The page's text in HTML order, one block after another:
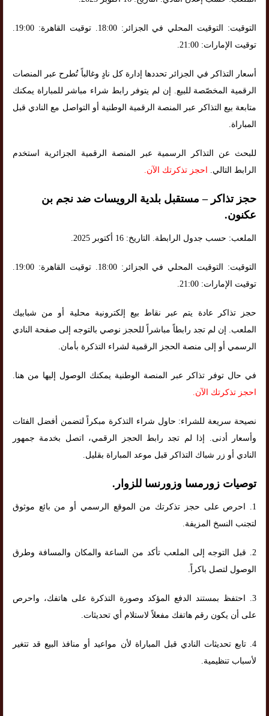
التوقيت: التوقيت المحلي في الجزائر: 18:00. توقيت القاهرة: 19:00.
توقيت الإمارات: 21:00.
أسعار التذاكر في الجزائر تحددها إدارة كل نادٍ وغالباً تُطرح عبر المنصات
الرقمية المخصّصة للبيع. إن لم يتوفر رابط شراء مباشر للمباراة يمكنك
متابعة بيع التذاكر عبر المنصة الرقمية الوطنية أو التواصل مع النادي قبل
المباراة.
للبحث عن التذاكر الرسمية عبر المنصة الرقمية الجزائرية استخدم
الرابط التالي.
احجز تذكرتك الآن.
حجز تذاكر – مستقبل بلدية الرويسات ضد نجم بن
عكنون.
الملعب: حسب جدول الرابطة. التاريخ: 16 أكتوبر 2025.
التوقيت: التوقيت المحلي في الجزائر: 18:00. توقيت القاهرة: 19:00.
توقيت الإمارات: 21:00.
حجز تذاكر عادة يتم عبر نقاط بيع إلكترونية محلية أو من شبابيك
الملعب. إن لم تجد رابطاً مباشراً للحجز نوصي بالتوجه إلى صفحة النادي
الرسمي أو إلى منصة الحجز الرقمية لشراء التذكرة بأمان.
في حال توفر تذاكر عبر المنصة الوطنية يمكنك الوصول إليها من هنا.
احجز تذكرتك الآن.
نصيحة سريعة للشراء: حاول شراء التذكرة مبكراً لتضمن أفضل الفئات
وأسعار أدنى. إذا لم تجد رابط الحجز الرقمي، اتصل بخدمة جمهور
النادي أو زر شباك التذاكر قبل موعد المباراة بقليل.
توصيات زورمسا وزورنسا للزوار.
1. احرص على حجز تذكرتك من الموقع الرسمي أو من بائع موثوق
لتجنب النسخ المزيفة.
2. قبل التوجه إلى الملعب تأكد من الساعة والمكان والمسافة وطرق
الوصول لتصل باكراً.
3. احتفظ بمستند الدفع المؤكد وصورة التذكرة على هاتفك، واحرص
على أن يكون رقم هاتفك مفعلاً لاستلام أي تحديثات.
4. تابع تحديثات النادي قبل المباراة لأن مواعيد أو منافذ البيع قد تتغير
لأسباب تنظيمية.